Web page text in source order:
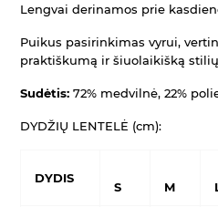
Lengvai derinamos prie
Puikus pasirinkimas vyrui,
praktiškumą ir šiuolaikišką
Sudėtis: 72% medvilnė, 22%
DYDŽIŲ LENTELĖ (cm):
DYDIS
S M